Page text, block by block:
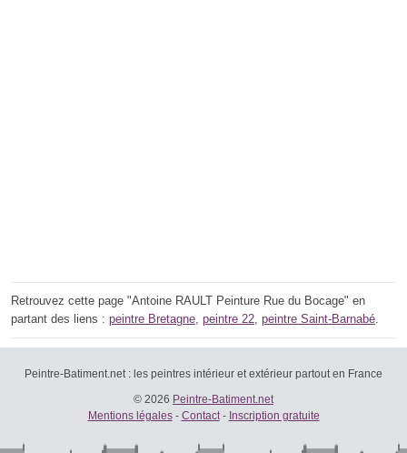
Retrouvez cette page "Antoine RAULT Peinture Rue du Bocage" en
partant des liens : peintre Bretagne, peintre 22, peintre Saint-Barnabé.
Peintre-Batiment.net : les peintres intérieur et extérieur partout en France
© 2026 Peintre-Batiment.net
Mentions légales- Contact- Inscription gratuite